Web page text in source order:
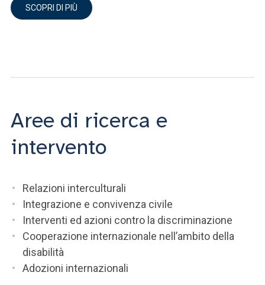
SCOPRI DI PIÙ
Aree di ricerca e
intervento
Relazioni interculturali
Integrazione e convivenza civile
Interventi ed azioni contro la discriminazione
Cooperazione internazionale nell’ambito della
disabilità
Adozioni internazionali